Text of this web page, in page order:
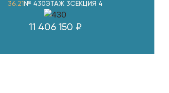
36.21 № 430ЭТАЖ 3СЕКЦИЯ 4
11 406 150 ₽